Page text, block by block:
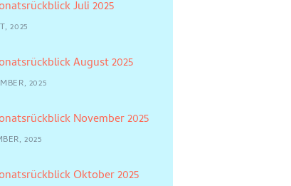
Juli 2025
2025
August 2025
2025
November 2025
2025
Oktober 2025